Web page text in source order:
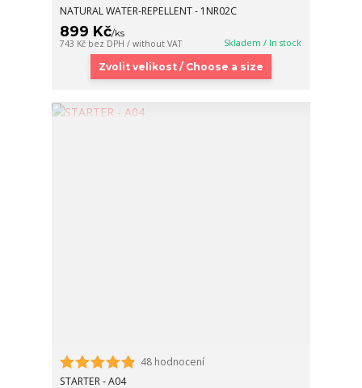
NATURAL WATER-REPELLENT - 1NR02C
899 Kč/ks
743 Kč bez DPH / without VAT Skladem / In stock
Zvolit velikost / Choose a size
48 hodnocení
STARTER - A04